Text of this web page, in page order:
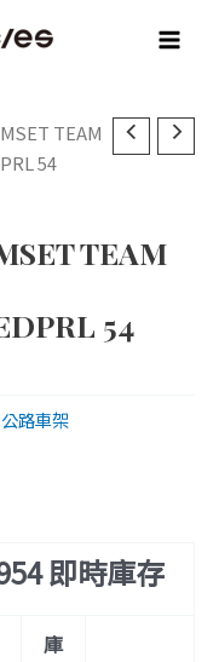
TEAM
54
TEAM
54
公路車架
即時庫存
庫